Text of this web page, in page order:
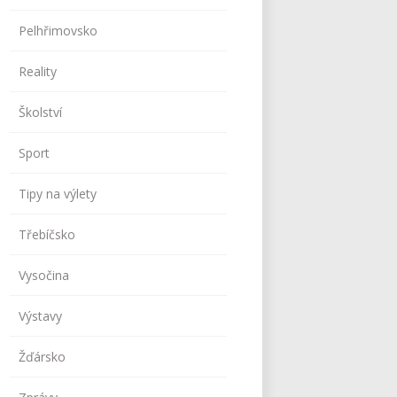
Pelhřimovsko
Reality
Školství
Sport
Tipy na výlety
Třebíčsko
Vysočina
Výstavy
Žďársko